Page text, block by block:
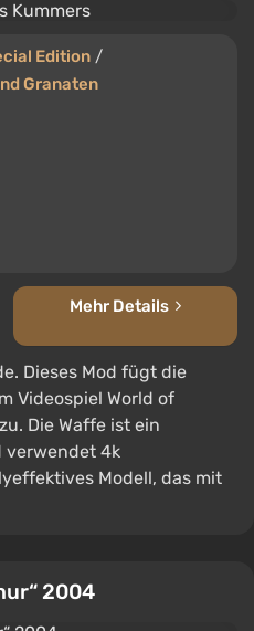
Edition /
Granaten
Mehr Details
Dieses Mod fügt die
Videospiel World of
Die Waffe ist ein
verwendet 4k
Modell, das mit
2004